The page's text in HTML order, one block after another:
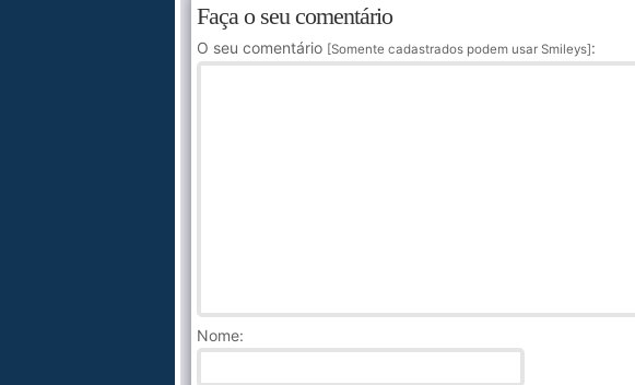
Faça o seu comentário
O seu comentário [Somente cadastrados podem usar Smileys]:
Nome: